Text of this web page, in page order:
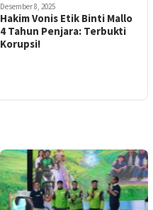
Desember 8, 2025
Hakim Vonis Etik Binti Mallo
4 Tahun Penjara: Terbukti
Korupsi!